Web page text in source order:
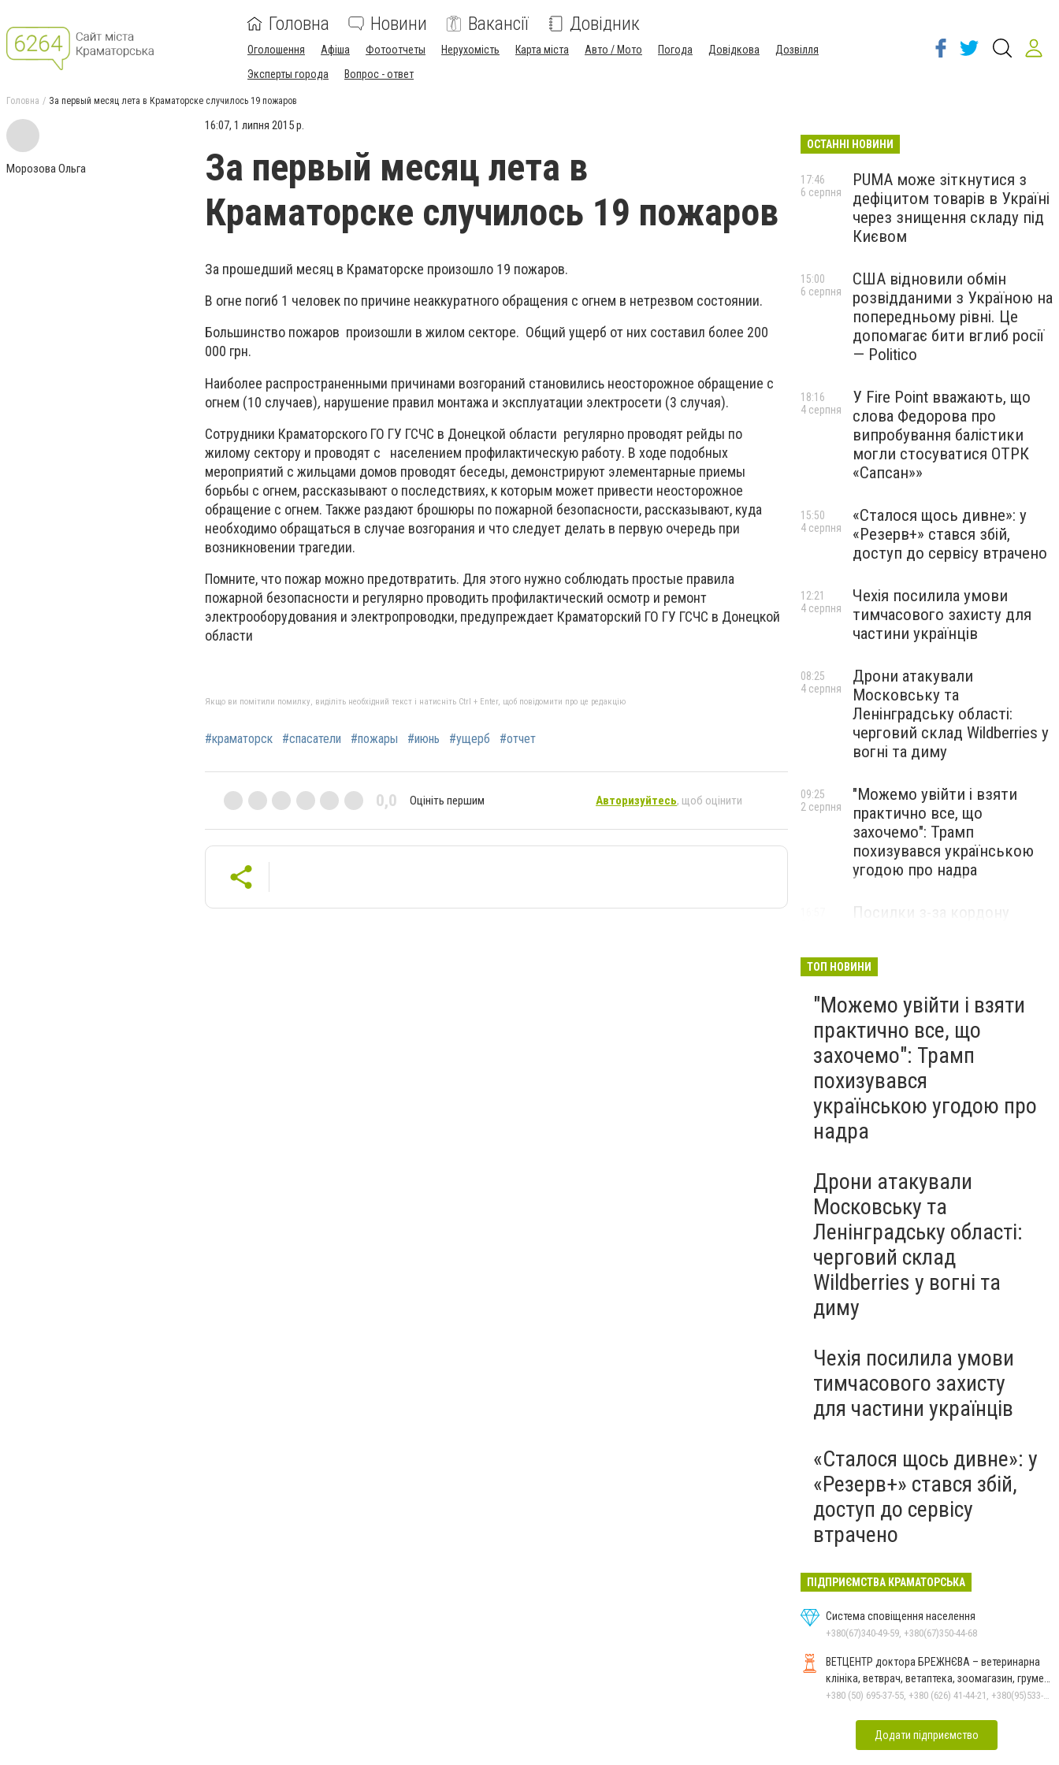
Головна Новини Вакансії Довідник
Оголошення Афіша Фотоотчеты Нерухомість Карта міста Авто / Мото Погода Довідкова
Дозвілля
Эксперты города
Вопрос - ответ
Головна За первый месяц лета в Краматорске случилось 19 пожаров
Морозова Ольга
16:07, 1 липня 2015 р.
За первый месяц лета в
Краматорске случилось 19 пожаров
За прошедший месяц в Краматорске произошло 19 пожаров.
В огне погиб 1 человек по причине неаккуратного обращения с огнем в нетрезвом состоянии.
Большинство пожаров произошли в жилом секторе. Общий ущерб от них составил более 200
000 грн.
Наиболее распространенными причинами возгораний становились неосторожное обращение с
огнем (10 случаев), нарушение правил монтажа и эксплуатации электросети (3 случая).
Сотрудники Краматорского ГО ГУ ГСЧС в Донецкой области регулярно проводят рейды по
жилому сектору и проводят с населением профилактическую работу. В ходе подобных
мероприятий с жильцами домов проводят беседы, демонстрируют элементарные приемы
борьбы с огнем, рассказывают о последствиях, к которым может привести неосторожное
обращение с огнем. Также раздают брошюры по пожарной безопасности, рассказывают, куда
необходимо обращаться в случае возгорания и что следует делать в первую очередь при
возникновении трагедии.
Помните, что пожар можно предотвратить. Для этого нужно соблюдать простые правила
пожарной безопасности и регулярно проводить профилактический осмотр и ремонт
электрооборудования и электропроводки, предупреждает Краматорский ГО ГУ ГСЧС в Донецкой
области
Якщо ви помітили помилку, виділіть необхідний текст і натисніть Ctrl + Enter, щоб повідомити про це редакцію
#краматорск #спасатели #пожары #июнь #ущерб #отчет
0,0 Оцініть першим Авторизуйтесь, щоб оцінити
ОСТАННІ НОВИНИ
PUMA може зіткнутися з
дефіцитом товарів в Україні
через знищення складу під
Києвом
17:46
6 серпня
США відновили обмін
розвідданими з Україною на
попередньому рівні. Це
допомагає бити вглиб росії
— Politico
15:00
6 серпня
У Fire Point вважають, що
слова Федорова про
випробування балістики
могли стосуватися ОТРК
«Сапсан»»
18:16
4 серпня
«Сталося щось дивне»: у
«Резерв+» стався збій,
доступ до сервісу втрачено
15:50
4 серпня
Чехія посилила умови
тимчасового захисту для
частини українців
12:21
4 серпня
Дрони атакували
Московську та
Ленінградську області:
черговий склад Wildberries у
вогні та диму
08:25
4 серпня
"Можемо увійти і взяти
практично все, що
захочемо": Трамп
похизувався українською
угодою про надра
09:25
2 серпня
Посилки з-за кордону
правила
ТОП НОВИНИ
"Можемо увійти і взяти
практично все, що
захочемо": Трамп
похизувався
українською угодою про
надра
Дрони атакували
Московську та
Ленінградську області:
черговий склад
Wildberries у вогні та
диму
Чехія посилила умови
тимчасового захисту
для частини українців
«Сталося щось дивне»: у
«Резерв+» стався збій,
доступ до сервісу
втрачено
ПІДПРИЄМСТВА КРАМАТОРСЬКА
Система сповіщення населення
+380(67)340-49-59, +380(67)350-44-68
ВЕТЦЕНТР доктора БРЕЖНЄВА – ветеринарна
клініка, ветврач, ветаптека, зоомагазин, грумер,
стрижки.
+380 (50) 695-37-55, +380 (626) 41-44-21, +380(95)533-90-03
Додати підприємство